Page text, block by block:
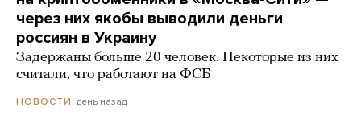
через них якобы выводили деньги
россиян в Украину
Задержаны больше 20 человек. Некоторые из них
считали, что работают на ФСБ
НОВОСТИ день назад